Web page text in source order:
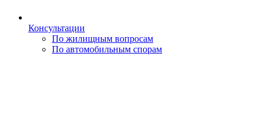
Консультации
По жилищным вопросам
По автомобильным спорам